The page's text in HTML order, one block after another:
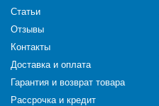
Статьи
Отзывы
Контакты
Доставка и оплата
Гарантия и возврат товара
Рассрочка и кредит